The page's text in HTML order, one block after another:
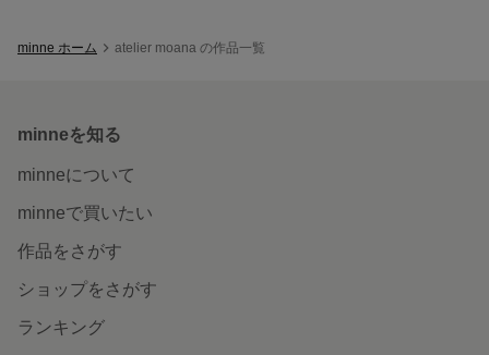
minne ホーム atelier moana の作品一覧
minneを知る
minneについて
minneで買いたい
作品をさがす
ショップをさがす
ランキング